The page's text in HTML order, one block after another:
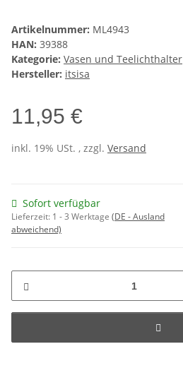
Artikelnummer: ML4943
HAN: 39388
Kategorie: Vasen und Teelichthalter
Hersteller: itsisa
11,95 €
inkl. 19% USt. , zzgl. Versand
Sofort verfügbar
Lieferzeit: 1 - 3 Werktage (DE - Ausland
abweichend)